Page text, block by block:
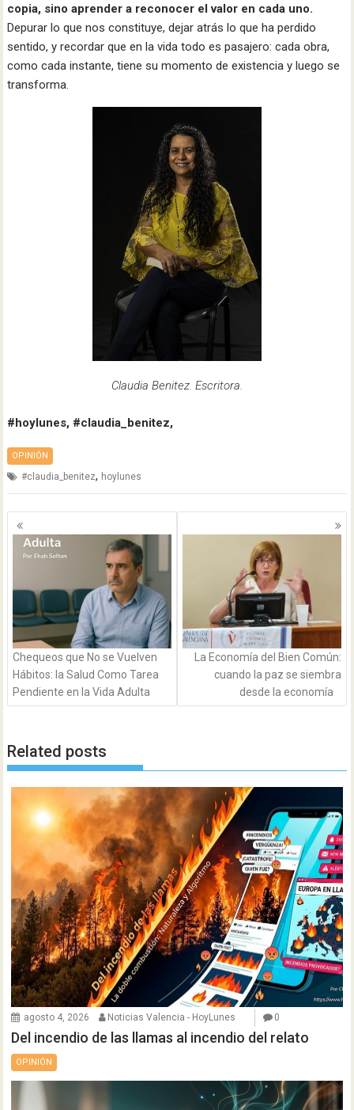
copia, sino aprender a reconocer el valor en cada uno.
Depurar lo que nos constituye, dejar atrás lo que ha perdido
sentido, y recordar que en la vida todo es pasajero: cada obra,
como cada instante, tiene su momento de existencia y luego se
transforma.
Claudia Benitez. Escritora.
#hoylunes, #claudia_benitez,
OPINIÓN
#claudia_benitez, hoylunes
Navegación
de
entradas
Chequeos que No se Vuelven
Hábitos: la Salud Como Tarea
Pendiente en la Vida Adulta
La Economía del Bien Común:
cuando la paz se siembra
desde la economía
Related posts
agosto 4, 2026 Noticias Valencia - HoyLunes 0
Del incendio de las llamas al incendio del relato
OPINIÓN